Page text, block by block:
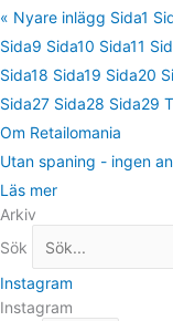
« Nyare inlägg Sida1
Sida9 Sida10 Sida11
Sida18 Sida19 Sida20
Sida27 Sida28 Sida29
Om Retailomania
Utan spaning - ingen
Läs mer
Arkiv
Sök
Instagram
Instagram